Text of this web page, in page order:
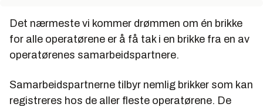
Det nærmeste vi kommer drømmen om én brikke
for alle operatørene er å få tak i en brikke fra en av
operatørenes samarbeidspartnere.
Samarbeidspartnerne tilbyr nemlig brikker som kan
registreres hos de aller fleste operatørene. De